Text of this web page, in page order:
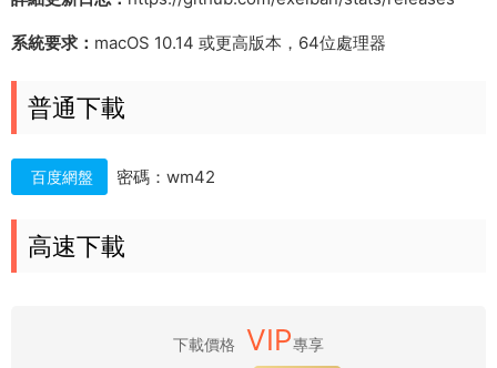
系統要求： macOS 10.14 或更高版本，64位處理器
普通下載
百度網盤 密碼：wm42
高速下載
下載價格 VIP專享